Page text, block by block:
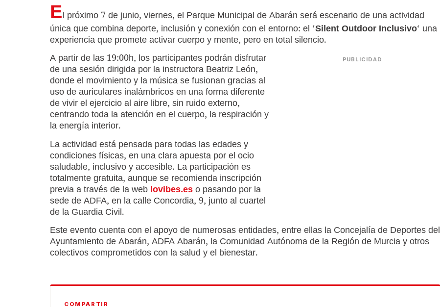
El próximo 7 de junio, viernes, el Parque Municipal de Abarán será escenario de una actividad
única que combina deporte, inclusión y conexión con el entorno: el ‘Silent Outdoor Inclusivo‘ una
experiencia que promete activar cuerpo y mente, pero en total silencio.
PUBLICIDAD
A partir de las 19:00h, los participantes podrán disfrutar
de una sesión dirigida por la instructora Beatriz León,
donde el movimiento y la música se fusionan gracias al
uso de auriculares inalámbricos en una forma diferente
de vivir el ejercicio al aire libre, sin ruido externo,
centrando toda la atención en el cuerpo, la respiración y
la energía interior.
La actividad está pensada para todas las edades y
condiciones físicas, en una clara apuesta por el ocio
saludable, inclusivo y accesible. La participación es
totalmente gratuita, aunque se recomienda inscripción
previa a través de la web lovibes.eso pasando por la
sede de ADFA, en la calle Concordia, 9, junto al cuartel
de la Guardia Civil.
Este evento cuenta con el apoyo de numerosas entidades, entre ellas la Concejalía de Deportes del
Ayuntamiento de Abarán, ADFA Abarán, la Comunidad Autónoma de la Región de Murcia y otros
colectivos comprometidos con la salud y el bienestar.
COMPARTIR